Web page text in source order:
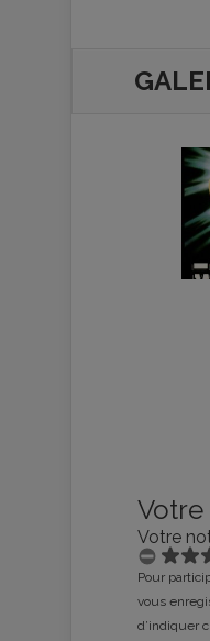
Votre
Votre
Pour
vous
d’indiquer